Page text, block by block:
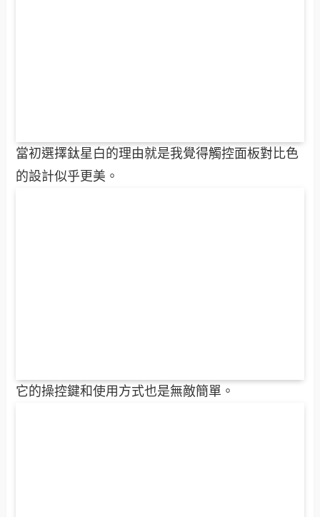
當初選擇鈦星白的理由就是我覺得觸控面板對比色
的設計似乎更美。
它的操控鍵和使用方式也是無敵簡單。